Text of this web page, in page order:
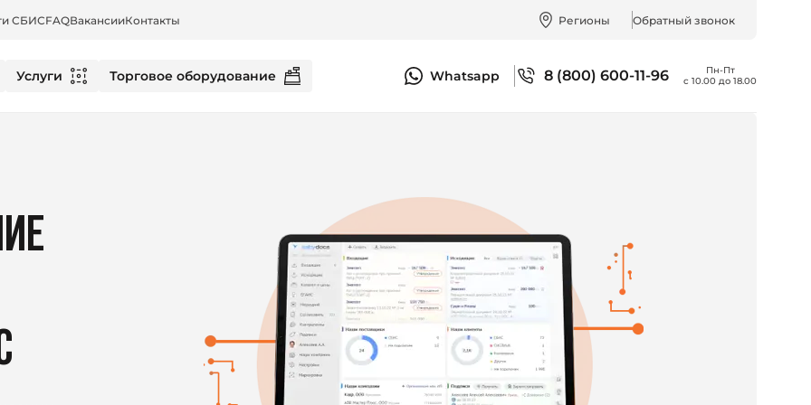
СБИСFAQВакансииКонтакты Регионы Обратный звонок
Услуги Торговое оборудование Whatsapp 8 (800) 600-11-96
Пн-Пт
с 10.00 до 18.00